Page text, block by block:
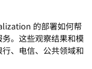
的部署如何帮
。这些观察结果和模
、电信、公共领域和